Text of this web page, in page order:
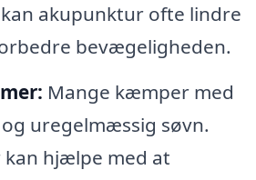
akupunktur ofte lindre
bevægeligheden.
Mange kæmper med
uregelmæssig søvn.
hjælpe med at